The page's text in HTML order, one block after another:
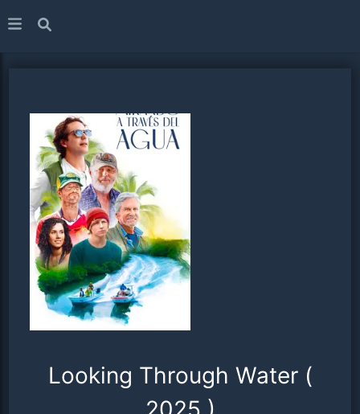
Looking Through Water (